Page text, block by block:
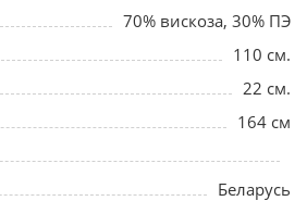
70% вискоза, 30% ПЭ
110 см.
22 см.
164 см
Беларусь